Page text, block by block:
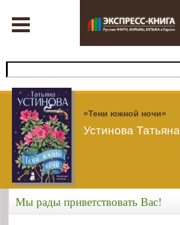
«Тени южной ночи»
Устинова Татьяна
Мы рады приветствовать Вас!